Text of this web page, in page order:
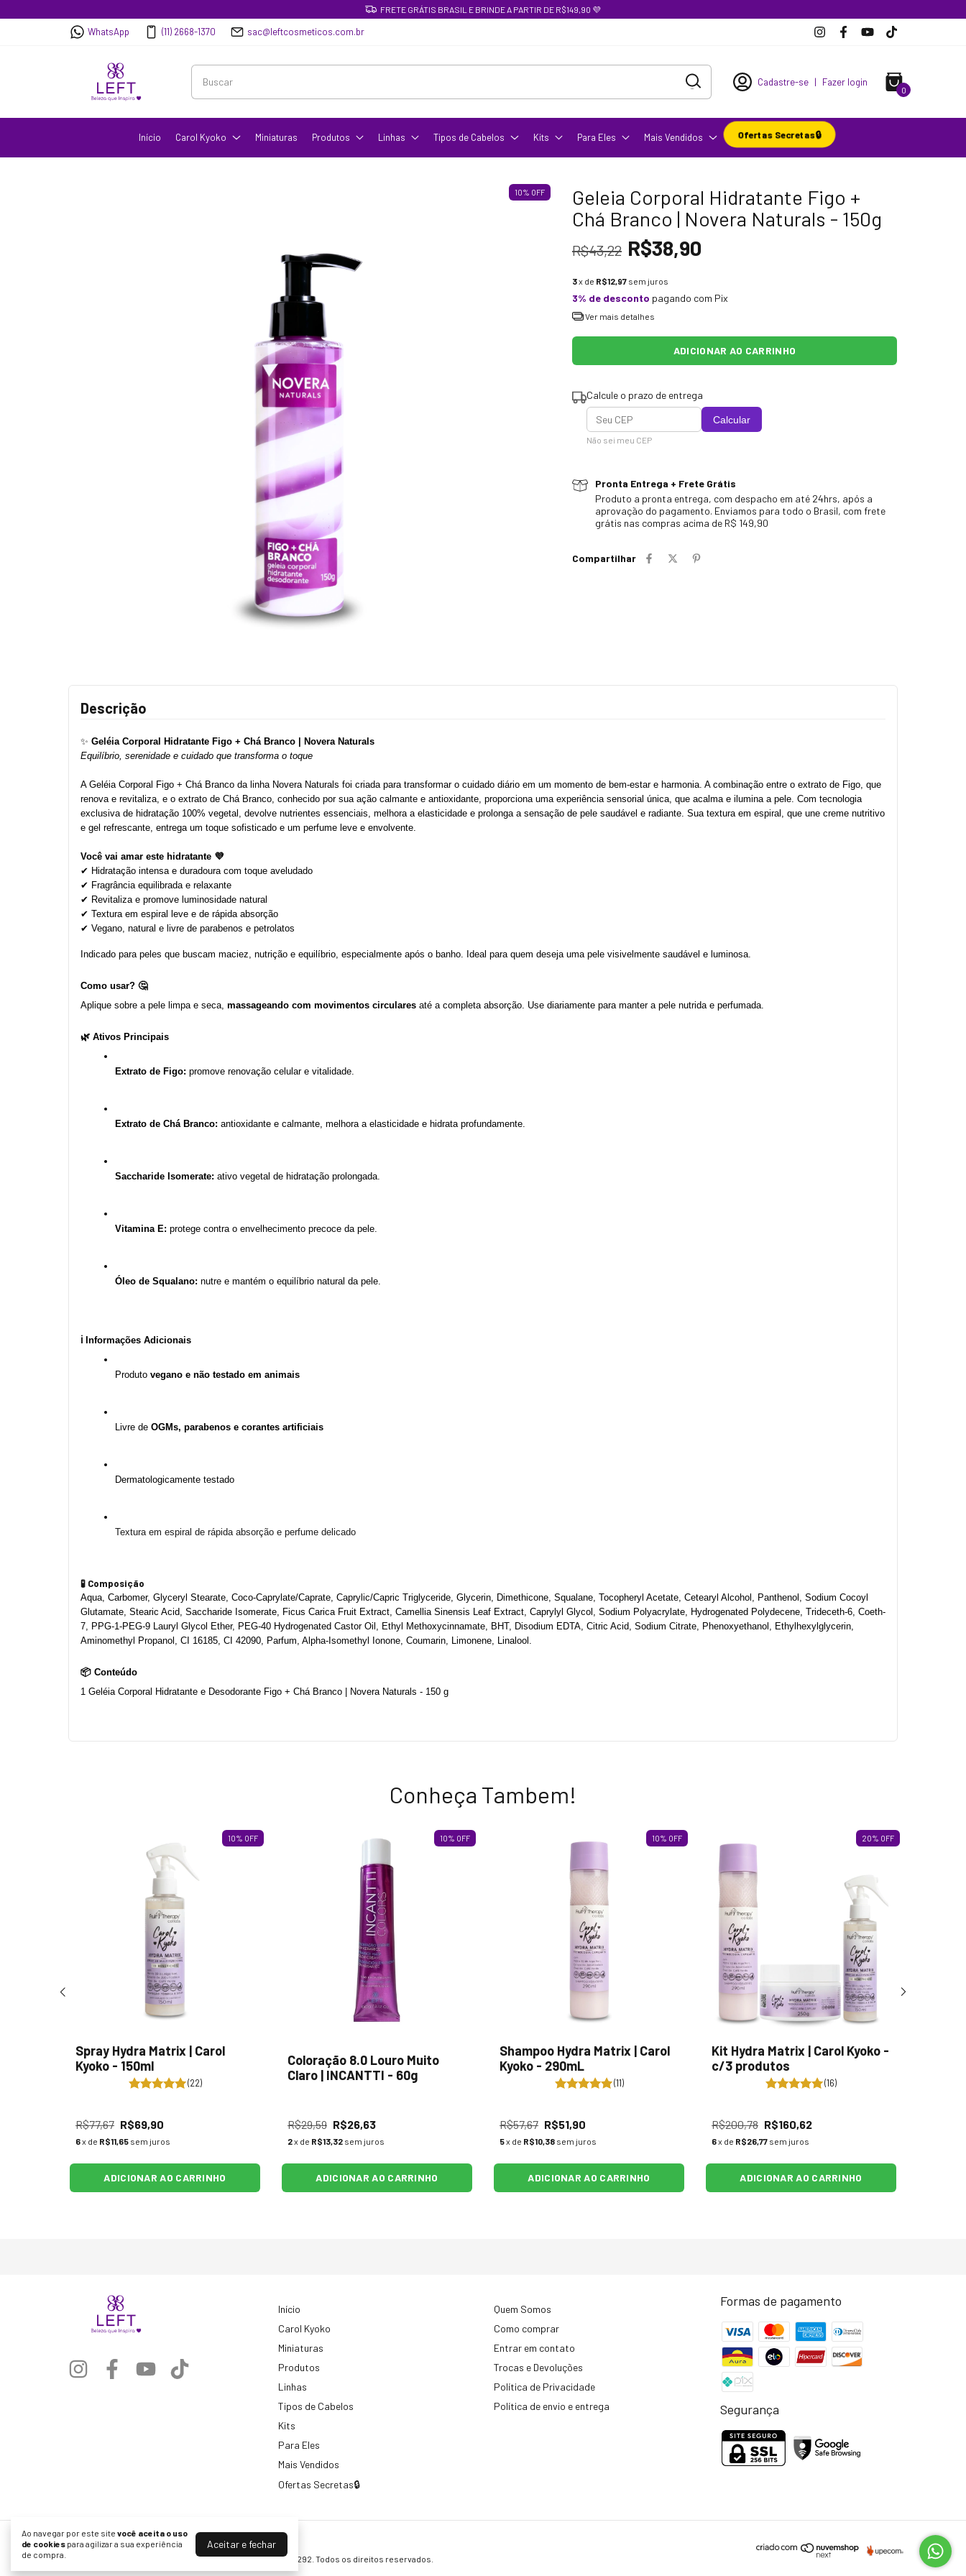
FRETE GRÁTIS BRASIL E BRINDE A PARTIR DE R$149,90 💜
WhatsApp (11) 2668-1370 sac@leftcosmeticos.com.br
Cadastre-se | Fazer login
0
Início Carol Kyoko Miniaturas Produtos Linhas Tipos de Cabelos Kits Para Eles Mais Vendidos Ofertas Secretas🔒
Ao navegar por este site você aceita o uso
de cookies para agilizar a sua experiência
de compra.
Aceitar e fechar
10% OFF
Geleia Corporal Hidratante Figo +
Chá Branco | Novera Naturals - 150g
R$43,22 R$38,90
3x de R$12,97 sem juros
3% de desconto pagando com Pix
Ver mais detalhes
Calcule o prazo de entrega
Calcular
Não sei meu CEP
Pronta Entrega + Frete Grátis
Produto a pronta entrega, com despacho em até 24hrs, após a
aprovação do pagamento. Enviamos para todo o Brasil, com frete
grátis nas compras acima de R$ 149,90
Compartilhar
Descrição
✨ Geléia Corporal Hidratante Figo + Chá Branco | Novera Naturals
Equilíbrio, serenidade e cuidado que transforma o toque
A Geléia Corporal Figo + Chá Branco da linha Novera Naturals foi criada para transformar o cuidado diário em um momento de bem-estar e harmonia. A combinação entre o extrato de Figo, que
renova e revitaliza, e o extrato de Chá Branco, conhecido por sua ação calmante e antioxidante, proporciona uma experiência sensorial única, que acalma e ilumina a pele. Com tecnologia
exclusiva de hidratação 100% vegetal, devolve nutrientes essenciais, melhora a elasticidade e prolonga a sensação de pele saudável e radiante. Sua textura em espiral, que une creme nutritivo
e gel refrescante, entrega um toque sofisticado e um perfume leve e envolvente.
Você vai amar este hidratante 💜
✔ Hidratação intensa e duradoura com toque aveludado
✔ Fragrância equilibrada e relaxante
✔ Revitaliza e promove luminosidade natural
✔ Textura em espiral leve e de rápida absorção
✔ Vegano, natural e livre de parabenos e petrolatos
Indicado para peles que buscam maciez, nutrição e equilíbrio, especialmente após o banho. Ideal para quem deseja uma pele visivelmente saudável e luminosa.
Como usar? 🤔
Aplique sobre a pele limpa e seca, massageando com movimentos circulares até a completa absorção. Use diariamente para manter a pele nutrida e perfumada.
🌿 Ativos Principais
Extrato de Figo: promove renovação celular e vitalidade.
Extrato de Chá Branco: antioxidante e calmante, melhora a elasticidade e hidrata profundamente.
Saccharide Isomerate: ativo vegetal de hidratação prolongada.
Vitamina E: protege contra o envelhecimento precoce da pele.
Óleo de Squalano: nutre e mantém o equilíbrio natural da pele.
ℹ️ Informações Adicionais
Produto vegano e não testado em animais
Livre de OGMs, parabenos e corantes artificiais
Dermatologicamente testado
Textura em espiral de rápida absorção e perfume delicado
🧪 Composição
Aqua, Carbomer, Glyceryl Stearate, Coco-Caprylate/Caprate, Caprylic/Capric Triglyceride, Glycerin, Dimethicone, Squalane, Tocopheryl Acetate, Cetearyl Alcohol, Panthenol, Sodium Cocoyl
Glutamate, Stearic Acid, Saccharide Isomerate, Ficus Carica Fruit Extract, Camellia Sinensis Leaf Extract, Caprylyl Glycol, Sodium Polyacrylate, Hydrogenated Polydecene, Trideceth-6, Coeth-
7, PPG-1-PEG-9 Lauryl Glycol Ether, PEG-40 Hydrogenated Castor Oil, Ethyl Methoxycinnamate, BHT, Disodium EDTA, Citric Acid, Sodium Citrate, Phenoxyethanol, Ethylhexylglycerin,
Aminomethyl Propanol, CI 16185, CI 42090, Parfum, Alpha-Isomethyl Ionone, Coumarin, Limonene, Linalool.
📦 Conteúdo
1 Geléia Corporal Hidratante e Desodorante Figo + Chá Branco | Novera Naturals - 150 g
Conheça Tambem!
10% OFF
Spray Hydra Matrix | Carol
Kyoko - 150ml
(22)
R$77,67 R$69,90
6x de R$11,65 sem juros
ADICIONAR AO CARRINHO
10% OFF
Coloração 8.0 Louro Muito
Claro | INCANTTI - 60g
R$29,59 R$26,63
2x de R$13,32 sem juros
ADICIONAR AO CARRINHO
10% OFF
Shampoo Hydra Matrix | Carol
Kyoko - 290mL
(11)
R$57,67 R$51,90
5x de R$10,38 sem juros
ADICIONAR AO CARRINHO
20% OFF
Kit Hydra Matrix | Carol Kyoko -
c/3 produtos
(16)
R$200,78 R$160,62
6x de R$26,77 sem juros
ADICIONAR AO CARRINHO
Início
Carol Kyoko
Miniaturas
Produtos
Linhas
Tipos de Cabelos
Kits
Para Eles
Mais Vendidos
Ofertas Secretas🔒
Quem Somos
Como comprar
Entrar em contato
Trocas e Devoluções
Política de Privacidade
Política de envio e entrega
Formas de pagamento
Segurança
Left Cosméticos
©2026. Formular Servicos Cosmeticos LTDA - 10721006000292. Todos os direitos reservados.